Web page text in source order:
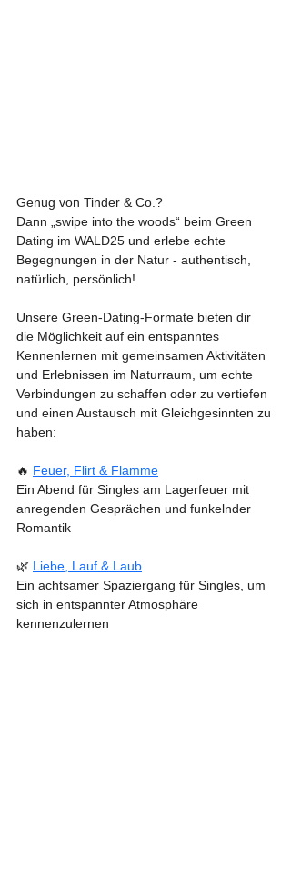
Genug von Tinder & Co.?
Dann „swipe into the woods“ beim Green
Dating im WALD25 und erlebe echte
Begegnungen in der Natur - authentisch,
natürlich, persönlich!
Unsere Green-Dating-Formate bieten dir
die Möglichkeit auf ein entspanntes
Kennenlernen mit gemeinsamen Aktivitäten
und Erlebnissen im Naturraum, um echte
Verbindungen zu schaffen oder zu vertiefen
und einen Austausch mit Gleichgesinnten zu
haben:
🔥 Feuer, Flirt & Flamme
Ein Abend für Singles am Lagerfeuer mit
anregenden Gesprächen und funkelnder
Romantik
🌿 Liebe, Lauf & Laub
Ein achtsamer Spaziergang für Singles, um
sich in entspannter Atmosphäre
kennenzulernen